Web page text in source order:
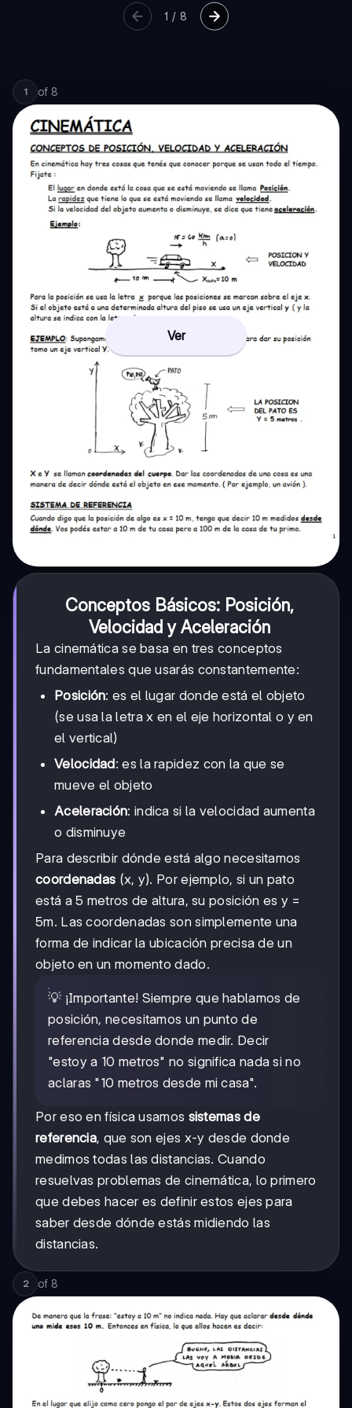
1 / 8
1 of 8
Ver
Conceptos Básicos: Posición,
Velocidad y Aceleración
La cinemática se basa en tres conceptos
fundamentales que usarás constantemente:
Posición: es el lugar donde está el objeto
(se usa la letra x en el eje horizontal o y en
el vertical)
Velocidad: es la rapidez con la que se
mueve el objeto
Aceleración: indica si la velocidad aumenta
o disminuye
Para describir dónde está algo necesitamos
coordenadas (x, y). Por ejemplo, si un pato
está a 5 metros de altura, su posición es y =
5m. Las coordenadas son simplemente una
forma de indicar la ubicación precisa de un
objeto en un momento dado.
💡 ¡Importante! Siempre que hablamos de
posición, necesitamos un punto de
referencia desde donde medir. Decir
"estoy a 10 metros" no significa nada si no
aclaras "10 metros desde mi casa".
Por eso en física usamos sistemas de
referencia, que son ejes x-y desde donde
medimos todas las distancias. Cuando
resuelvas problemas de cinemática, lo primero
que debes hacer es definir estos ejes para
saber desde dónde estás midiendo las
distancias.
2 of 8